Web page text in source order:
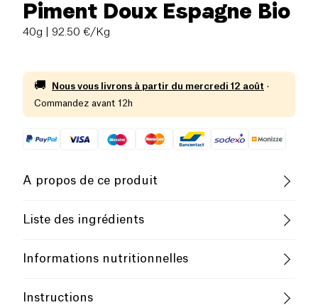
Piment Doux Espagne Bio
40g | 92.50 €/Kg
🚚 Nous vous livrons à partir du mercredi 12 août ·
Commandez avant 12h
A propos de ce produit
Vegan Sans gluten (ingrédients)
Liste des ingrédients
Informations nutritionnelles
Valeur pour100g / 100ml
Instructions